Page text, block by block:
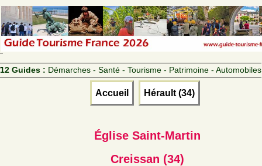
12 Guides : Démarches - Santé - Tourisme - Patrimoine - Automobiles
Accueil Hérault (34)
Église Saint-Martin
Creissan (34)